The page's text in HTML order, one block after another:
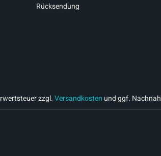
Rücksendung
zzgl.Versandkosten und ggf.